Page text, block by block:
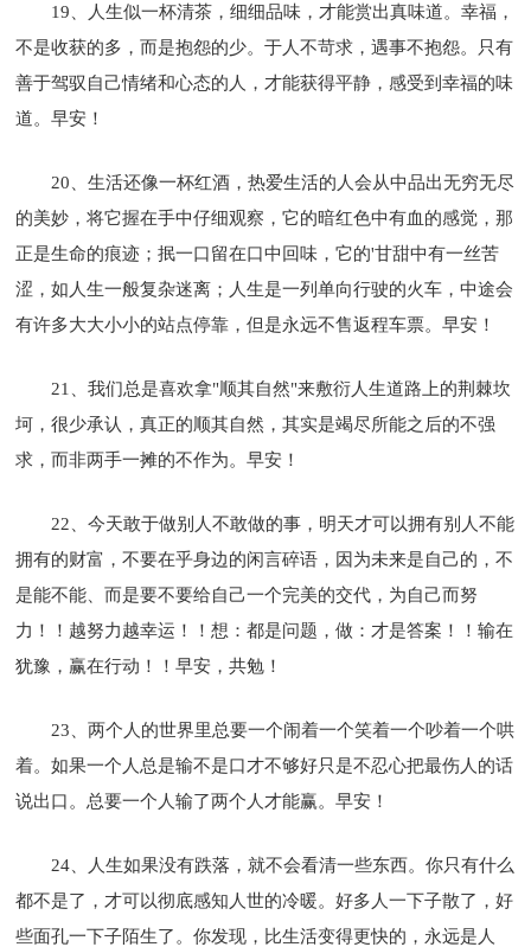
19、人生似一杯清茶，细细品味，才能赏出真味道。幸福，
不是收获的多，而是抱怨的少。于人不苛求，遇事不抱怨。只有
善于驾驭自己情绪和心态的人，才能获得平静，感受到幸福的味
道。早安！
20、生活还像一杯红酒，热爱生活的人会从中品出无穷无尽
的美妙，将它握在手中仔细观察，它的暗红色中有血的感觉，那
正是生命的痕迹；抿一口留在口中回味，它的'甘甜中有一丝苦
涩，如人生一般复杂迷离；人生是一列单向行驶的火车，中途会
有许多大大小小的站点停靠，但是永远不售返程车票。早安！
21、我们总是喜欢拿"顺其自然"来敷衍人生道路上的荆棘坎
坷，很少承认，真正的顺其自然，其实是竭尽所能之后的不强
求，而非两手一摊的不作为。早安！
22、今天敢于做别人不敢做的事，明天才可以拥有别人不能
拥有的财富，不要在乎身边的闲言碎语，因为未来是自己的，不
是能不能、而是要不要给自己一个完美的交代，为自己而努
力！！越努力越幸运！！想：都是问题，做：才是答案！！输在
犹豫，赢在行动！！早安，共勉！
23、两个人的世界里总要一个闹着一个笑着一个吵着一个哄
着。如果一个人总是输不是口才不够好只是不忍心把最伤人的话
说出口。总要一个人输了两个人才能赢。早安！
24、人生如果没有跌落，就不会看清一些东西。你只有什么
都不是了，才可以彻底感知人世的冷暖。好多人一下子散了，好
些面孔一下子陌生了。你发现，比生活变得更快的，永远是人